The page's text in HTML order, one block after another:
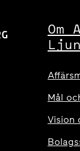
Om
Mål
Vision